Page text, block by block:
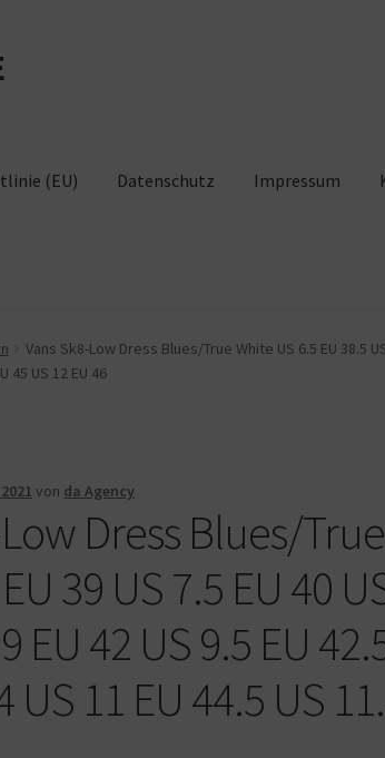
(EU) Datenschutz Impressum
Datenschutz Impressum Kasse Mein Konto
Vans Sk8-Low Dress Blues/True White US 6.5 EU 38.5 US
45 US 12 EU 46
von da Agency
Dress Blues/
39 US 7.5 EU 40
EU 42 US 9.5 EU
US 11 EU 44.5 US